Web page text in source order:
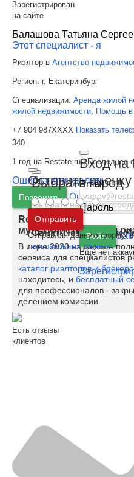
Выбрать город
Москва и
Санкт-Петербург и
Вход на
Email
Пароль
Войти
Ещё нет
Зарегистрирован
на сайте
Балашова Татьяна
Этот специалист - я
Риэлтор в Агентство
Регион: г. Екатеринбург
Специализации: Аренда жилой
жилой недвижимости Помощь в
+7 904 987XXXX Показать
340
1 год на Restate.ru | Последнее
Ошибка или удалить
Позвонить Ошибка или
Restate.ru запускает
мультилистинга для
В июне 2020 на Restate
сервиса для специалистов
каталог риэлторов и
находитесь, и бесплатный
для профессионалов -
делением комиссии.
Есть отзывы
клиентов
Оставить
Отправить
Отправляя данную форму,
персональных данных